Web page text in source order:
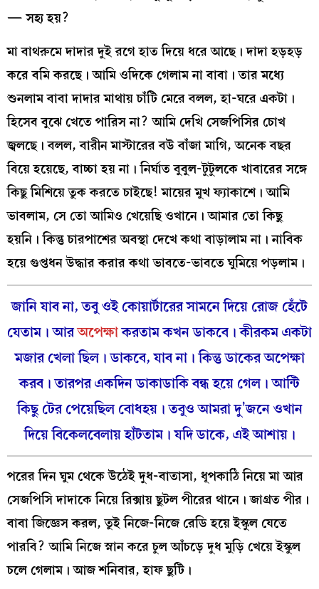
— সহ্য হয়?
মা বাথরুমে দাদার দুই রগে হাত দিয়ে ধরে আছে। দাদা হড়হড়
করে বমি করছে। আমি ওদিকে গেলাম না বাবা। তার মধ্যে
শুনলাম বাবা দাদার মাথায় চাঁটি মেরে বলল, হা-ঘরে একটা।
হিসেব বুঝে খেতে পারিস না? আমি দেখি সেজপিসির চোখ
জ্বলছে। বলল, বারীন মাস্টারের বউ বাঁজা মাগি, অনেক বছর
বিয়ে হয়েছে, বাচ্চা হয় না। নির্ঘাত বুবুল-টুটুলকে খাবারের সঙ্গে
কিছু মিশিয়ে তুক করতে চাইছে! মায়ের মুখ ফ্যাকাশে। আমি
ভাবলাম, সে তো আমিও খেয়েছি ওখানে। আমার তো কিছু
হয়নি। কিন্তু চারপাশের অবস্থা দেখে কথা বাড়ালাম না। নাবিক
হয়ে গুপ্তধন উদ্ধার করার কথা ভাবতে-ভাবতে ঘুমিয়ে পড়লাম।
জানি যাব না, তবু ওই কোয়ার্টারের সামনে দিয়ে রোজ হেঁটে
যেতাম। আরঅপেক্ষাকরতাম কখন ডাকবে। কীরকম একটা
মজার খেলা ছিল। ডাকবে, যাব না। কিন্তু ডাকের অপেক্ষা
করব। তারপর একদিন ডাকাডাকি বন্ধ হয়ে গেল। আন্টি
কিছু টের পেয়েছিল বোধহয়। তবুও আমরা দু’জনে ওখান
দিয়ে বিকেলবেলায় হাঁটতাম। যদি ডাকে, এই আশায়।
পরের দিন ঘুম থেকে উঠেই দুধ-বাতাসা, ধূপকাঠি নিয়ে মা আর
সেজপিসি দাদাকে নিয়ে রিক্সায় ছুটল পীরের থানে। জাগ্রত পীর।
বাবা জিজ্ঞেস করল, তুই নিজে-নিজে রেডি হয়ে ইস্কুল যেতে
পারবি? আমি নিজে স্নান করে চুল আঁচড়ে দুধ মুড়ি খেয়ে ইস্কুল
চলে গেলাম। আজ শনিবার, হাফ ছুটি।